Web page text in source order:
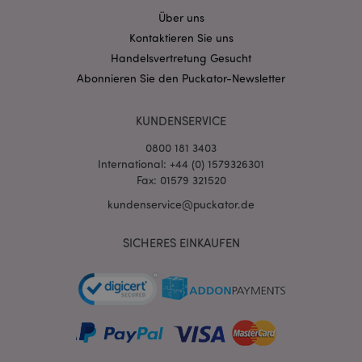
Über uns
Kontaktieren Sie uns
Handelsvertretung Gesucht
Abonnieren Sie den Puckator-Newsletter
KUNDENSERVICE
0800 181 3403
International: +44 (0) 1579326301
Fax: 01579 321520
kundenservice@puckator.de
SICHERES EINKAUFEN
mage-cache-storage-section-
Adobe Inc.
PHPSESSID
PHP.net
Datenschutzbestimmungen von Google